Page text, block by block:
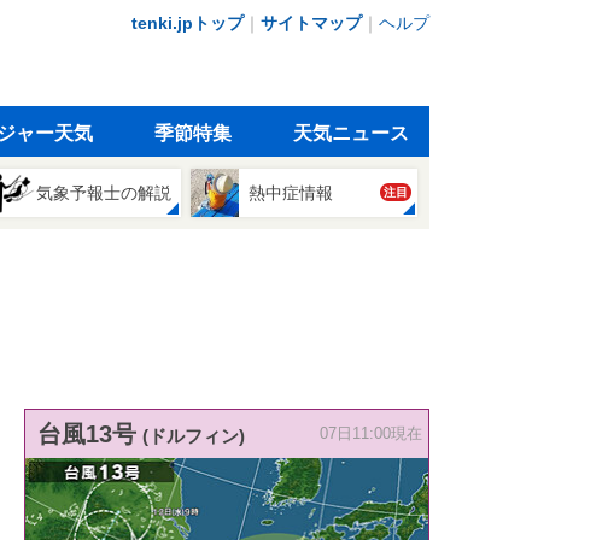
tenki.jpトップ｜ サイトマップ｜ ヘルプ
ャー天気 季節特集 天気ニュース
気象予報士の解説 熱中症情報 注目
台風13号 (ドルフィン) 07日11:00現在